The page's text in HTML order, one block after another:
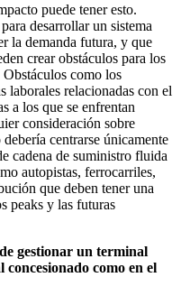
puede tener esto.
desarrollar un sistema
la demanda futura, y que
crear obstáculos para los
como los
laborales relacionadas con el
a los que se enfrentan
consideración sobre
centrarse únicamente
cadena de suministro fluida
autopistas, ferrocarriles,
que deben tener una
peaks y las futuras
gestionar un terminal
como en el